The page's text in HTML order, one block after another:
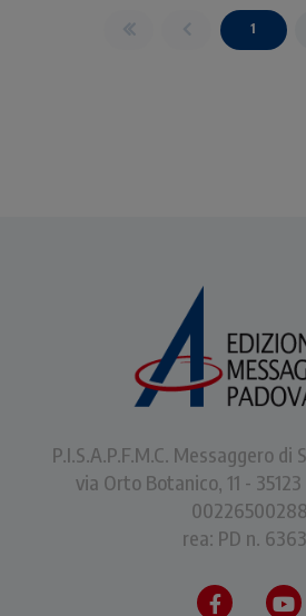
1
P.I.S.A.P.F.M.C. Messaggero
via Orto Botanico, 11 -
00226500288
rea: PD n.